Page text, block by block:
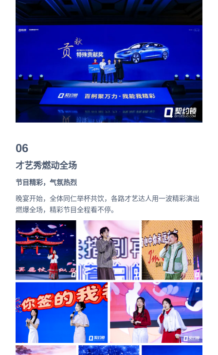
06
才艺秀燃动全场
节目精彩，气氛热烈
晚宴开始，全体同仁举杯共饮，各路才艺达人用一波精彩演出
燃爆全场，精彩节目全程看不停。